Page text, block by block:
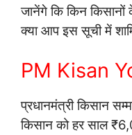
जानेंगे कि किन
क्या आप इस सूची में
PM Kisan
प्रधानमंत्री किसान
किसान को हर साल